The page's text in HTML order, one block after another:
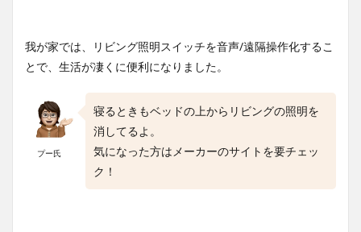
我が家では、リビング照明スイッチを音声/遠隔操作化するこ
とで、生活が凄くに便利になりました。
プー氏
寝るときもベッドの上からリビングの照明を
消してるよ。
気になった方はメーカーのサイトを要チェッ
ク！